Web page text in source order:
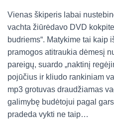
Vienas škiperis labai
vachta žiūrėdavo DVD
budriems“. Matykime tai kaip
pramogos atitraukia dėmesį
pareigų, suardo „naktinį
pojūčius ir kliudo rankiniam
mp3 grotuvas draudžiamas
galimybę budėtojui pagal
pradeda vykti ne taip…